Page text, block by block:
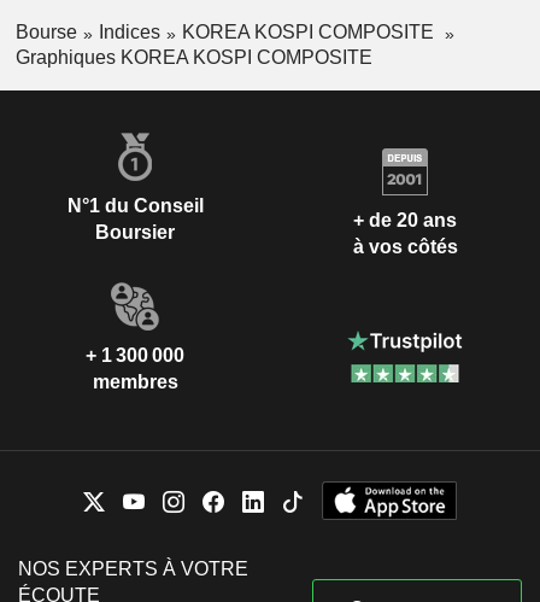
Bourse Indices
KOREA KOSPI COMPOSITE
Graphiques KOREA KOSPI COMPOSITE
N°1 du Conseil
Boursier
+ de 20 ans
à vos côtés
+ 1 300 000
membres
NOS EXPERTS À VOTRE
ÉCOUTE